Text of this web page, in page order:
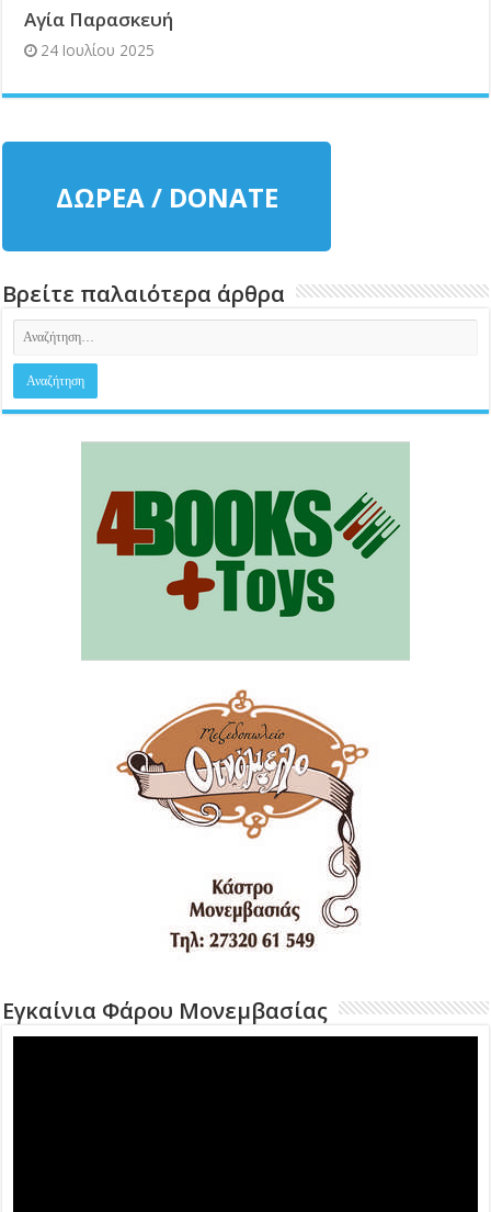
Αγία Παρασκευή
24 Ιουλίου 2025
ΔΩΡΕΑ / DONATE
Βρείτε παλαιότερα άρθρα
Εγκαίνια Φάρου Μονεμβασίας